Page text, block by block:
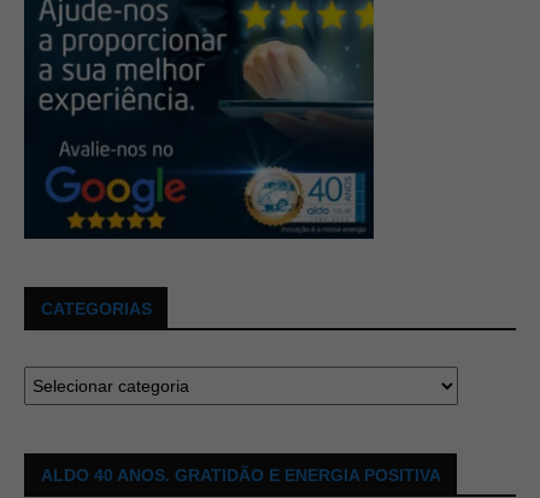
CATEGORIAS
ALDO 40 ANOS. GRATIDÃO E ENERGIA POSITIVA